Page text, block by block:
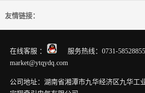
友情链接：
在线客服 ：
服务热线：0731-
market@ytqydq.com
公司地址：湖南省湘潭市九华经济区九华工